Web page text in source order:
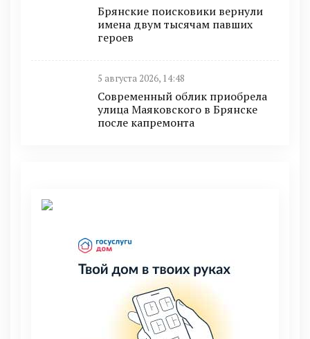
Брянские поисковики вернули
имена двум тысячам павших
героев
5 августа 2026, 14:48
Современный облик приобрела
улица Маяковского в Брянске
после капремонта